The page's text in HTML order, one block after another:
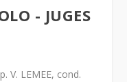
- JUGES
V. LEMEE, cond.